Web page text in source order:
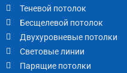
Теневой потолок
Бесщелевой потолок
Двухуровневые потолки
Световые линии
Парящие потолки